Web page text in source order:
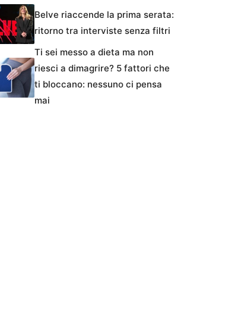
Belve riaccende la prima serata:
ritorno tra interviste senza filtri
Ti sei messo a dieta ma non
riesci a dimagrire? 5 fattori che
ti bloccano: nessuno ci pensa
mai